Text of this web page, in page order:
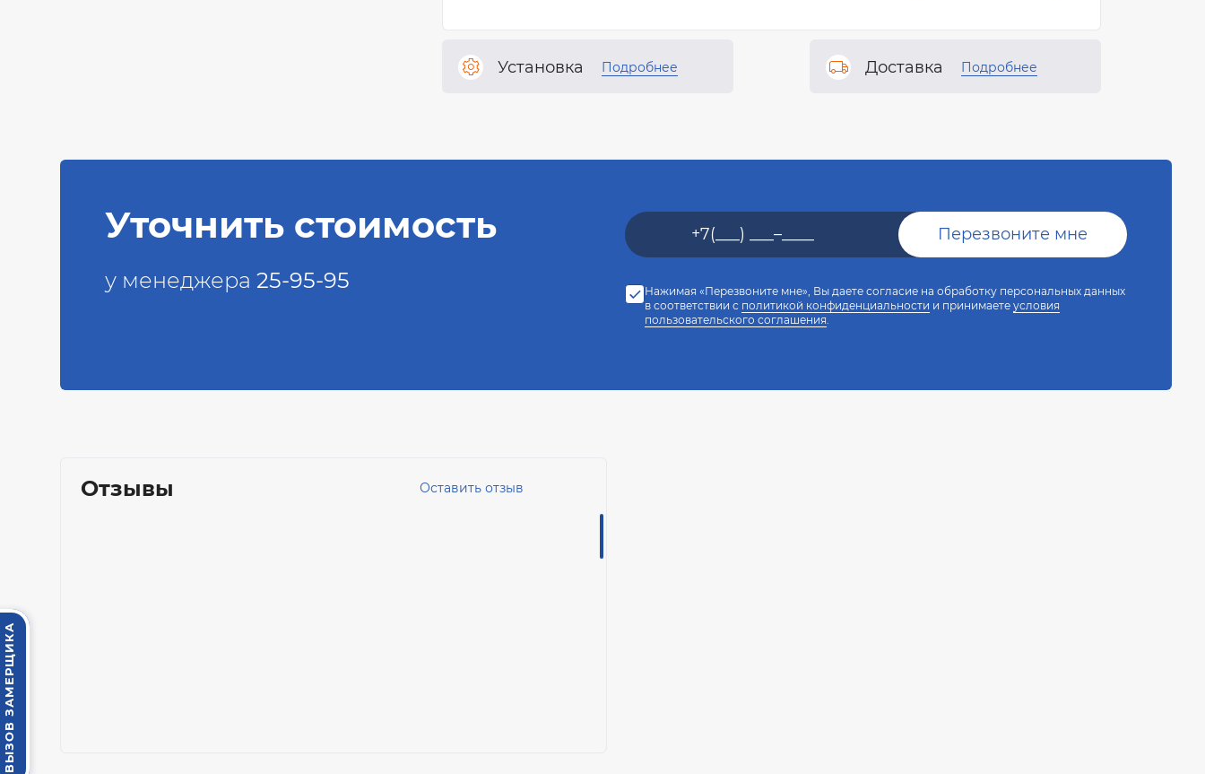
ВЫЗОВ ЗАМЕРЩИКА
Установка Подробнее Доставка Подробнее
Уточнить стоимость
у менеджера 25-95-95
Нажимая «Перезвоните мне», Вы даете согласие на обработку персональных данных
в соответствии с политикой конфиденциальности и принимаете условия
пользовательского соглашения.
Отзывы Оставить отзыв